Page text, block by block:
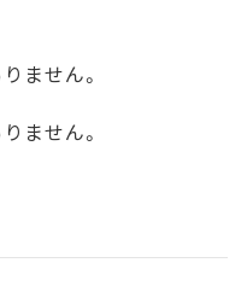
ません。
ません。